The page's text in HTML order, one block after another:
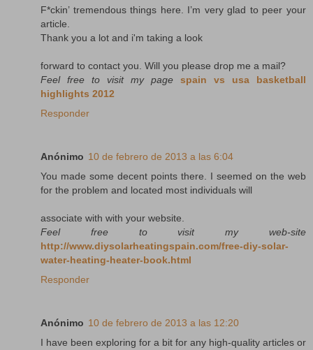
F*ckin’ tremendous things here. I’m very glad to peer your
article.
Thank you a lot and i'm taking a look
forward to contact you. Will you please drop me a mail?
Feel free to visit my page
spain vs usa basketball
highlights 2012
Responder
Anónimo 10 de febrero de 2013 a las 6:04
You made some decent points there. I seemed on the web
for the problem and located most individuals will
associate with with your website.
Feel free to visit my web-site
http://www.diysolarheatingspain.com/free-diy-solar-
water-heating-heater-book.html
Responder
Anónimo 10 de febrero de 2013 a las 12:20
I have been exploring for a bit for any high-quality articles or